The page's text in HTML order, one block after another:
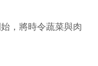
，將時令蔬菜與肉